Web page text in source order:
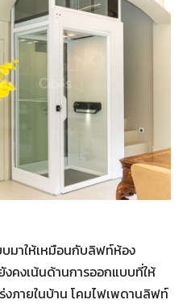
าให้เหมือนกับลิฟท์ห้อง
งคงเน้นด้านการออกแบบที่ให้
งภายในบ้าน โคมไฟเพดานลิฟท์